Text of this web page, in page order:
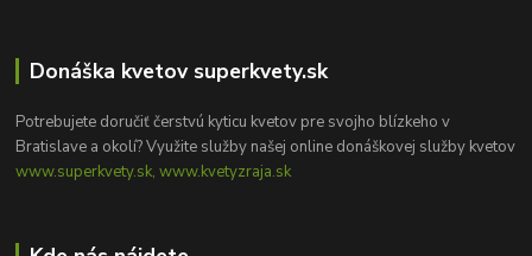
Donáška kvetov superkvety.sk
Potrebujete doručiť čerstvú kyticu kvetov pre svojho blízkeho v
Bratislave a okolí? Využite služby našej online donáškovej služby kvetov
www.superkvety.sk, www.kvetyzraja.sk